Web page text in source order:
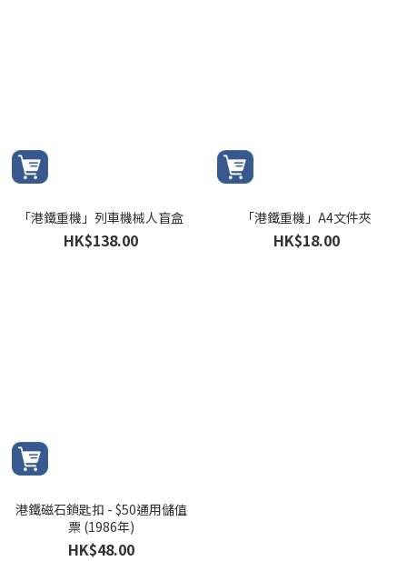
「港鐵重機」列車機械人盲盒
HK$138.00
「港鐵重機」A4文件夾
HK$18.00
港鐵磁石鎖匙扣 - $50通用儲值
票 (1986年)
HK$48.00